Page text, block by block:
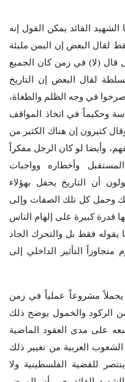
الشهيد القائد يمكن القول إنه
لقال البعض إن اليمن مليئة
قال (لا) في زمن كان الجميع
لقال البعض إن التاريخ
في وجه الظلم والطغاة،
وحكيماً في اتخاذ المواقف
فعل في حرب94 لقلنا وقال كثيرون إن هناك الكثير من
وأيضا لو كان الرجل مفكراً
وأخطاره وواجبات
أن التاريخ يحفل بهؤلاء
وحمل كل تلك الصفات وإلى
قدرة كبيرة على إلهام الناس
فقط بل والتحرك الجاد
التأثير الداخلي إلى
يحملاً مشروعاً عملياً في زمن
من الركود والخمول يوضح ذلك
على مدى العقود الماضية
العربية من تغيير ذلك
للقضية الفلسطينية ولا